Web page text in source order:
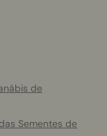
de
Sementes de